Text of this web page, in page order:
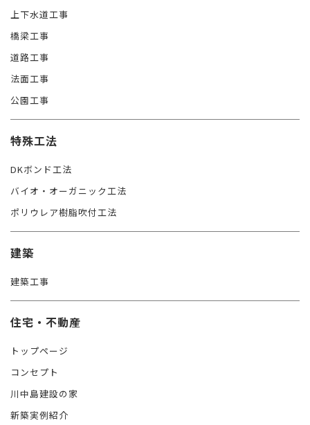
上下水道工事
橋梁工事
道路工事
法面工事
公園工事
特殊工法
DKボンド工法
バイオ・オーガニック工法
ポリウレア樹脂吹付工法
建築
建築工事
住宅・不動産
トップページ
コンセプト
川中島建設の家
新築実例紹介